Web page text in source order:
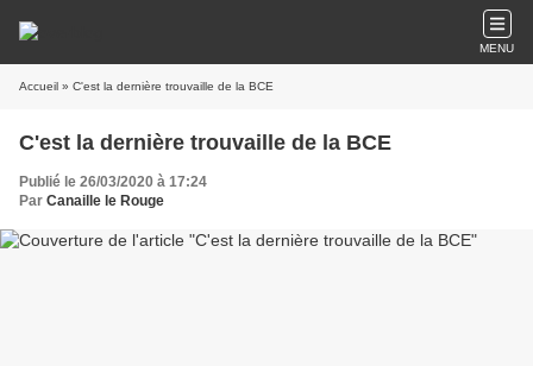
MENU
Accueil » C'est la dernière trouvaille de la BCE
C'est la dernière trouvaille de la BCE
Publié le 26/03/2020 à 17:24
Par Canaille le Rouge